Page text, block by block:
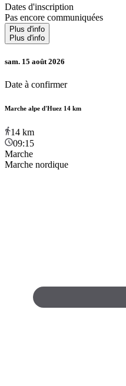
Dates d'inscription
Pas encore communiquées
Plus d'info
Plus d'info
sam. 15 août 2026
Date à confirmer
Marche alpe d'Huez 14 km
14 km
09:15
Marche
Marche nordique